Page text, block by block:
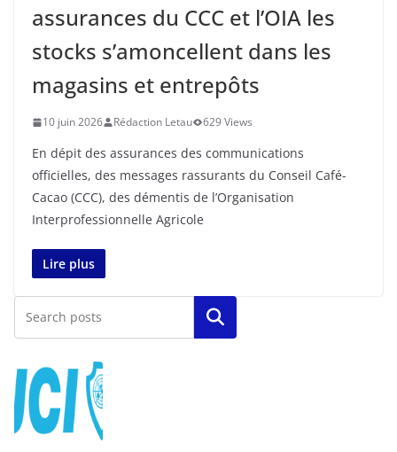
assurances du CCC et l’OIA les
stocks s’amoncellent dans les
magasins et entrepôts
10 juin 2026 Rédaction Letau 629 Views
En dépit des assurances des communications
officielles, des messages rassurants du Conseil Café-
Cacao (CCC), des démentis de l’Organisation
Interprofessionnelle Agricole
Lire plus
Rechercher